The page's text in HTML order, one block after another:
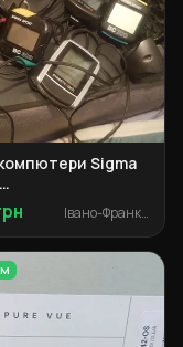
Sigma
300/400/500/600/
Івано-Франківськ